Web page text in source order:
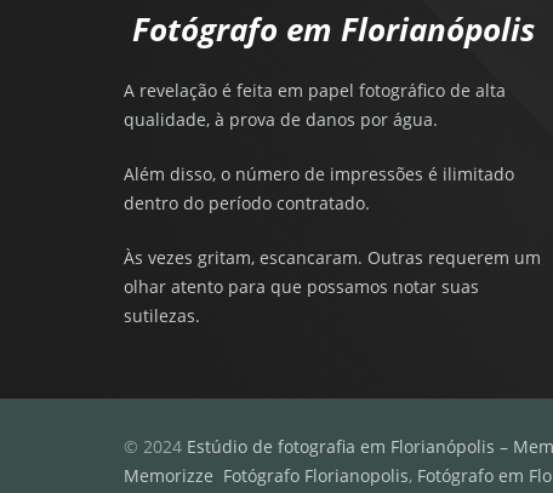
Fotógrafo em Florianópolis
A revelação é feita em papel fotográfico de alta
qualidade, à prova de danos por água.
Além disso, o número de impressões é ilimitado
dentro do período contratado.
Às vezes gritam, escancaram. Outras requerem um
olhar atento para que possamos notar suas
sutilezas.
© 2024 Estúdio de fotografia em Florianópolis –
Memorizze Fotógrafo Florianopolis, Fotógrafo em